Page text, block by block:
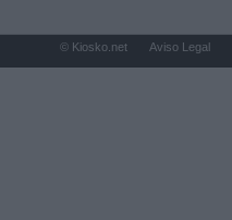
© Kiosko.net Aviso Legal